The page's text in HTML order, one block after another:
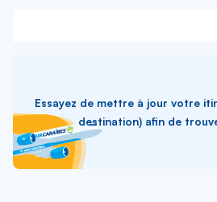
Essayez de mettre à jour votre
destination) afin de